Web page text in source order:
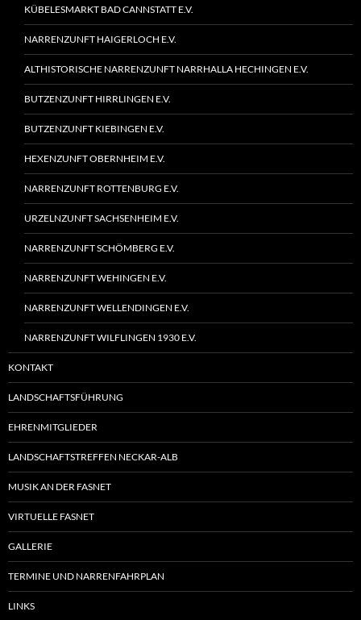
KÜBELESMARKT BAD CANNSTATT E.V.
NARRENZUNFT HAIGERLOCH E.V.
ALTHISTORISCHE NARRENZUNFT NARRHALLA HECHINGEN E.V.
BUTZENZUNFT HIRRLINGEN E.V.
BUTZENZUNFT KIEBINGEN E.V.
HEXENZUNFT OBERNHEIM E.V.
NARRENZUNFT ROTTENBURG E.V.
URZELNZUNFT SACHSENHEIM E.V.
NARRENZUNFT SCHÖMBERG E.V.
NARRENZUNFT WEHINGEN E.V.
NARRENZUNFT WELLENDINGEN E.V.
NARRENZUNFT WILFLINGEN 1930 E.V.
KONTAKT
LANDSCHAFTSFÜHRUNG
EHRENMITGLIEDER
LANDSCHAFTSTREFFEN NECKAR-ALB
MUSIK AN DER FASNET
VIRTUELLE FASNET
GALLERIE
TERMINE UND NARRENFAHRPLAN
LINKS